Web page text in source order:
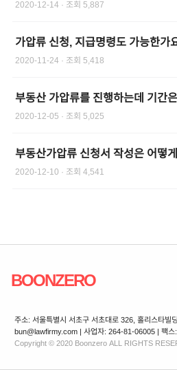
2020-12-14 · 조회 5,887
가압류 신청, 지급명령도 가능한가
2020-11-24 · 조회 5,418
부동산 가압류를 진행하는데 기간
2020-12-05 · 조회 5,025
부동산가압류 신청서 작성은 어떻
2020-12-10 · 조회 4,541
BOONZERO
주소: 서울특별시 서초구 서초대로 326, 홀리스타
bun@lawfirmy.com | 사업자: 264-81-06005 | 팩
Copyright © 2020 Boonzero ALL RIGHTS